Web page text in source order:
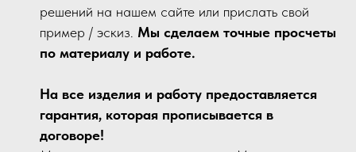
решений на нашем сайте или прислать свой
пример / эскиз. Мы сделаем точные просчеты
по материалу и работе.
На все изделия и работу предоставляется
гарантия, которая прописывается в
договоре!